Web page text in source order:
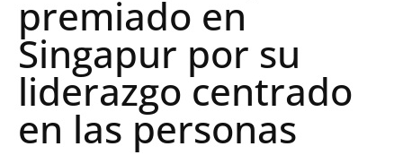
premiado en
Singapur por su
liderazgo centrado
en las personas